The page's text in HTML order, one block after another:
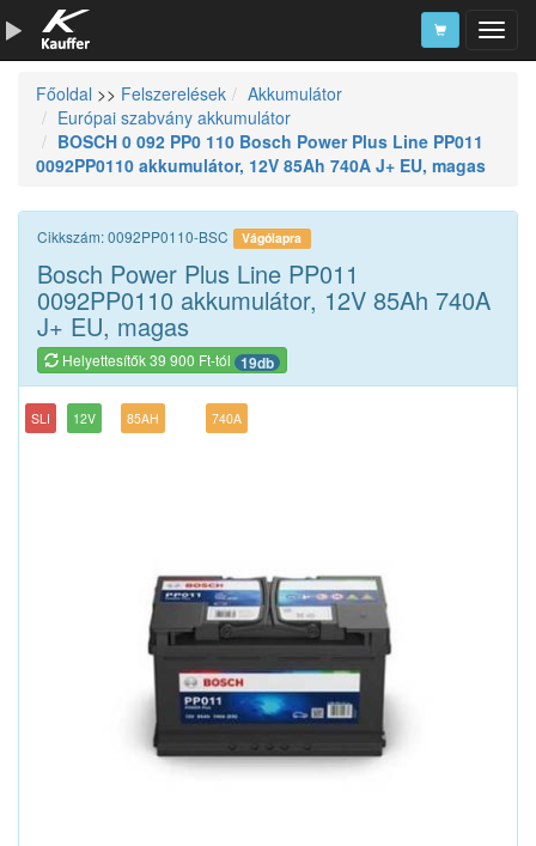
Szerszámkatalógus
Kosár
Főoldal >> Felszerelések
Akkumulátor
Európai szabvány akkumulátor
BOSCH 0 092 PP0 110 Bosch Power Plus Line PP011
0092PP0110 akkumulátor, 12V 85Ah 740A J+ EU, magas
Cikkszám: 0092PP0110-BSC Vágólapra
Bosch Power Plus Line PP011
0092PP0110 akkumulátor, 12V 85Ah 740A
J+ EU, magas
Helyettesítők 39 900 Ft-tól 19db
SLI 12V 85AH 740A